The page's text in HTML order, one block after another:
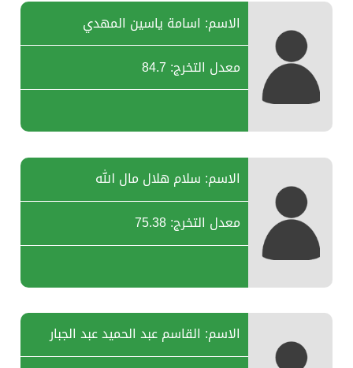
الاسم: اسامة ياسين المهدي
معدل التخرج: 84.7
الاسم: سلام هلال مال الله
معدل التخرج: 75.38
الاسم: القاسم عبد الحميد عبد الجبار